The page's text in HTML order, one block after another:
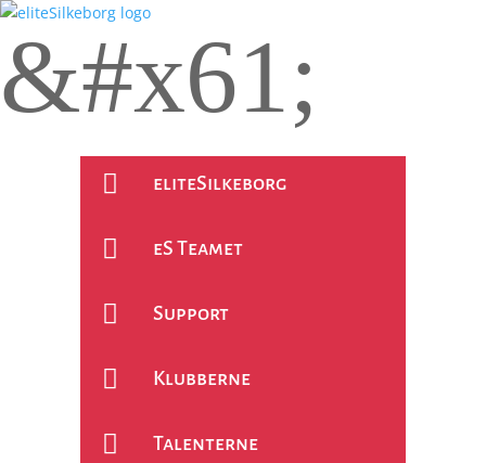
&#x61;
 eliteSilkeborg
 eS Teamet
 Support
 Klubberne
 Talenterne